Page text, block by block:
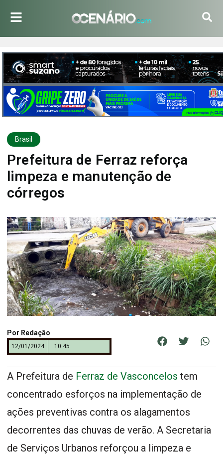
Brasil
Prefeitura de Ferraz reforça
limpeza e manutenção de
córregos
Por Redação
12/01/2024 10:45
A Prefeitura de Ferraz de Vasconcelos tem
concentrado esforços na implementação de
ações preventivas contra os alagamentos
decorrentes das chuvas de verão. A Secretaria
de Serviços Urbanos reforçou a limpeza e